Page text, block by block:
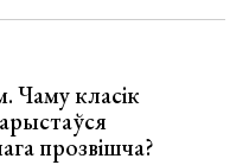
Чаму класік
прозвішча?